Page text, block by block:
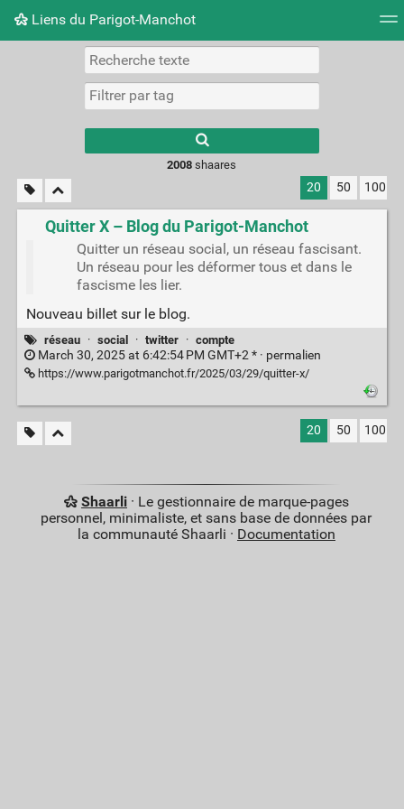
Liens du Parigot-Manchot
Nuage de tags Mur d'images
2008 shaares
20 50 100
Quitter X – Blog du Parigot-Manchot
Quitter un réseau social, un réseau fascisant.
Un réseau pour les déformer tous et dans le
fascisme les lier.
Nouveau billet sur le blog.
réseau · social · twitter · compte
March 30, 2025 at 6:42:54 PM GMT+2 * · permalien
https://www.parigotmanchot.fr/2025/03/29/quitter-x/
20 50 100
Shaarli· Le gestionnaire de marque-pages
personnel, minimaliste, et sans base de données par
la communauté Shaarli · Documentation